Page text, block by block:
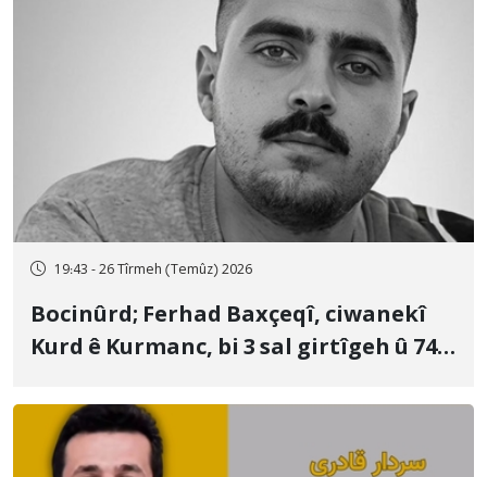
19:43 - 26 Tîrmeh (Temûz) 2026
Bocinûrd; Ferhad Baxçeqî, ciwanekî
Kurd ê Kurmanc, bi 3 sal girtîgeh û 74